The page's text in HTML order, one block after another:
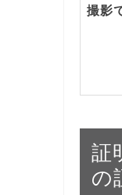
撮影
証
の